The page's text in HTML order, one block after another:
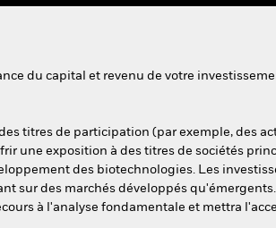
du capital et revenu de votre
titres de participation (par exemple, des
une exposition à des titres de sociétés
des biotechnologies. Les
sur des marchés développés
à l'analyse fondamentale et mettra